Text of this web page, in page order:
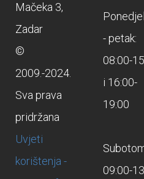
Mačeka 3,
Zadar
©
2009.-2024.
Sva prava
pridržana
Uvjeti
korištenja -
- petak:
08:00-
i 16:00-
19:00
09:00-